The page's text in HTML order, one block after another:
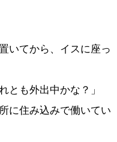
いてから、イスに座っ
とも外出中かな？」
に住み込みで働いてい